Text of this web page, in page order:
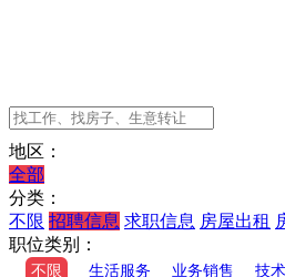
地区：
全部
分类：
不限 招聘信息 求职信息 房屋出租
职位类别：
不限 生活服务 业务销售 技